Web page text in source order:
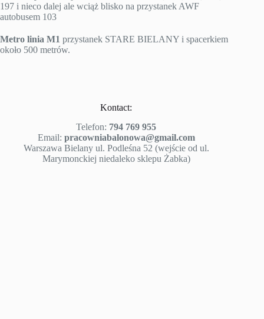
197 i nieco dalej ale wciąż blisko na przystanek AWF
autobusem 103
Metro linia M1 przystanek STARE BIELANY i spacerkiem
około 500 metrów.
Kontact:
Telefon: 794 769 955
Email: pracowniabalonowa@gmail.com
Warszawa Bielany ul. Podleśna 52 (wejście od ul.
Marymonckiej niedaleko sklepu Żabka)